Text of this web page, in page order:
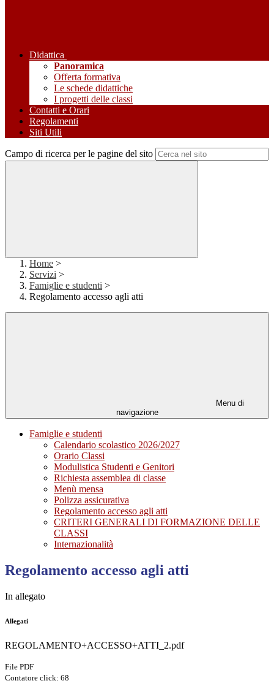
Didattica
Panoramica
Offerta formativa
Le schede didattiche
I progetti delle classi
Contatti e Orari
Regolamenti
Siti Utili
Campo di ricerca per le pagine del sito
Home >
Servizi >
Famiglie e studenti >
Regolamento accesso agli atti
Menu di
navigazione
Famiglie e studenti
Calendario scolastico 2026/2027
Orario Classi
Modulistica Studenti e Genitori
Richiesta assemblea di classe
Menù mensa
Polizza assicurativa
Regolamento accesso agli atti
CRITERI GENERALI DI FORMAZIONE DELLE
CLASSI
Internazionalità
Regolamento accesso agli atti
In allegato
Allegati
REGOLAMENTO+ACCESSO+ATTI_2.pdf
File PDF
Contatore click: 68